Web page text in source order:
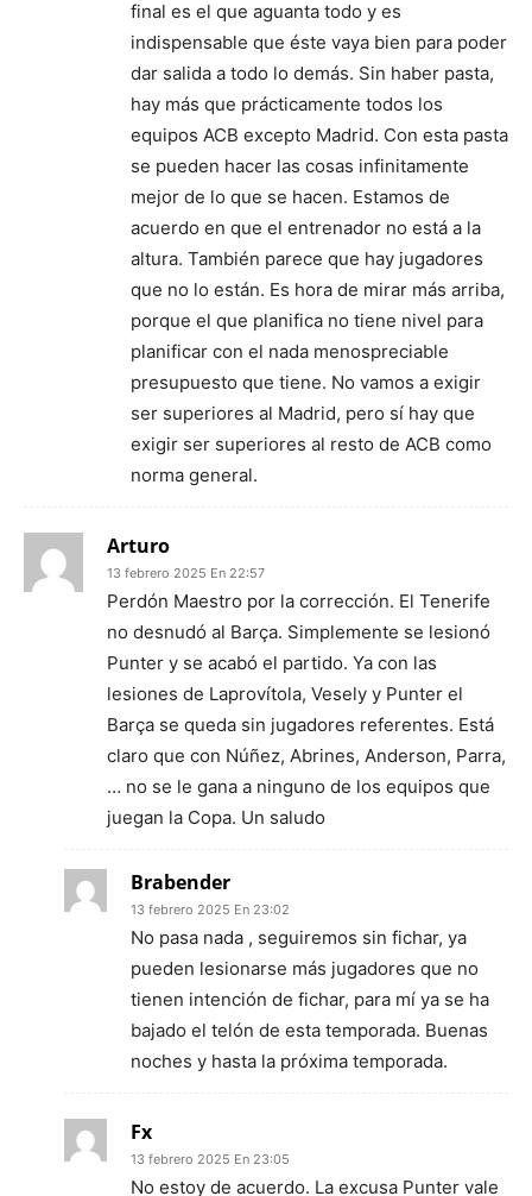
final es el que aguanta todo y es
indispensable que éste vaya bien para poder
dar salida a todo lo demás. Sin haber pasta,
hay más que prácticamente todos los
equipos ACB excepto Madrid. Con esta pasta
se pueden hacer las cosas infinitamente
mejor de lo que se hacen. Estamos de
acuerdo en que el entrenador no está a la
altura. También parece que hay jugadores
que no lo están. Es hora de mirar más arriba,
porque el que planifica no tiene nivel para
planificar con el nada menospreciable
presupuesto que tiene. No vamos a exigir
ser superiores al Madrid, pero sí hay que
exigir ser superiores al resto de ACB como
norma general.
Arturo
13 febrero 2025 En 22:57
Perdón Maestro por la corrección. El Tenerife
no desnudó al Barça. Simplemente se lesionó
Punter y se acabó el partido. Ya con las
lesiones de Laprovítola, Vesely y Punter el
Barça se queda sin jugadores referentes. Está
claro que con Núñez, Abrines, Anderson, Parra,
… no se le gana a ninguno de los equipos que
juegan la Copa. Un saludo
Brabender
13 febrero 2025 En 23:02
No pasa nada , seguiremos sin fichar, ya
pueden lesionarse más jugadores que no
tienen intención de fichar, para mí ya se ha
bajado el telón de esta temporada. Buenas
noches y hasta la próxima temporada.
Fx
13 febrero 2025 En 23:05
No estoy de acuerdo. La excusa Punter vale